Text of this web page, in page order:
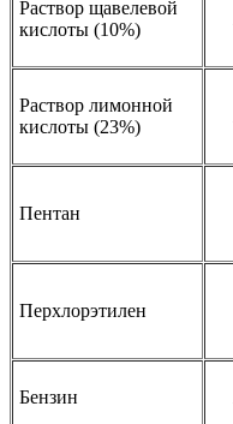
Раствор щавелевой
кислоты (10%)
Раствор лимонной
кислоты (23%)
Пентан
Перхлорэтилен
Бензин